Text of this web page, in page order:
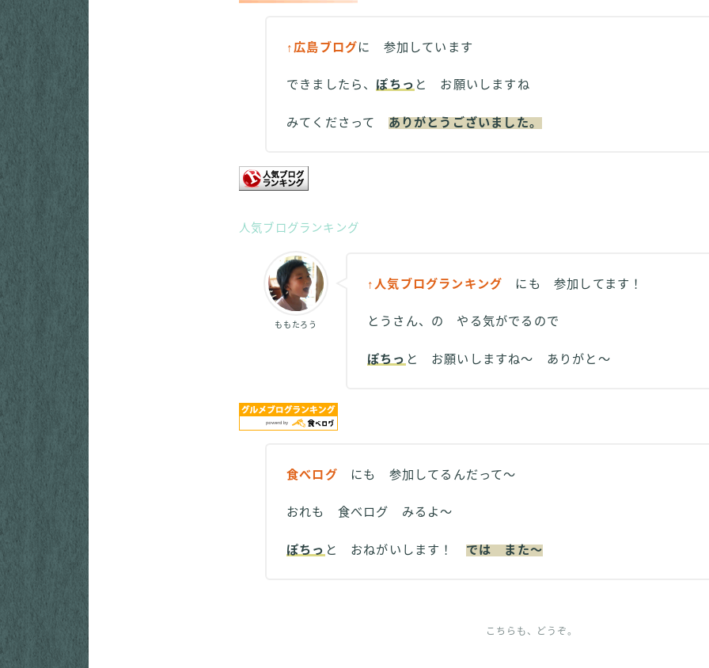
↑広島ブログに 参加しています
できましたら、 ぽちっ と お願いしますね
みてくださって ありがとうございました。
人気ブログランキング
ももたろう
↑人気ブログランキング にも 参加してます！
とうさん、の やる気がでるので
ぽちっ と お願いしますね～ ありがと～
食べログ にも 参加してるんだって～
おれも 食べログ みるよ～
ぽちっ と おねがいします！ では また～
こちらも、どうぞ。